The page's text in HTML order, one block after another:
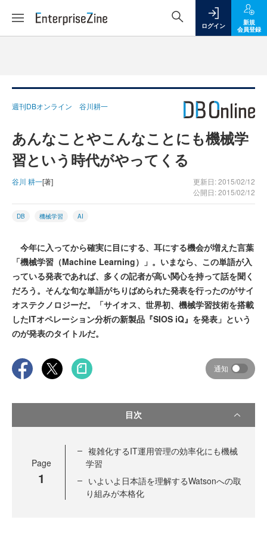
ログイン
新規
会員登録
週刊DBオンライン 谷川耕一
あんなことやこんなことにも機械学
習という時代がやってくる
谷川 耕一[著]
更新日: 2015/02/12
公開日: 2015/02/12
DB 機械学習 AI
今年に入ってから確実に目にする、耳にする機会が増えた言葉
「機械学習（Machine Learning）」。いまなら、この単語が入
っている発表であれば、多くの記者が高い関心を持って話を聞く
だろう。そんな旬な単語がちりばめられた発表を行ったのがサイ
オステクノロジーだ。「サイオス、世界初、機械学習技術を搭載
したITオペレーション分析の新製品『SIOS iQ』を発表」という
のが発表のタイトルだ。
通知
目次
Page
1
複雑化するIT運用管理の効率化にも機械
学習
いよいよ日本語を理解するWatsonへの取
り組みが本格化